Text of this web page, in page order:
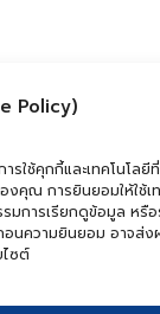
Policy)
รใช้คุกกี้และเทคโนโลยีที่
คุณ การยินยอมให้ใช้เ
รมการเรียกดูข้อมูล หรื
นความยินยอม อาจส่ง
ซต์